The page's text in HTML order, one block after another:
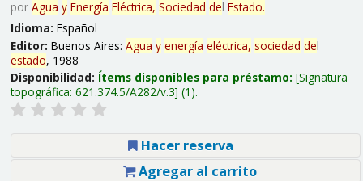
por Agua y Energía Eléctrica, Sociedad del Estado.
Idioma: Español
Editor: Buenos Aires: Agua y energía eléctrica, sociedad del
estado, 1988
Disponibilidad: Ítems disponibles para préstamo: Signatura
topográfica: 621.374.5/A282/v.3 (1).
Hacer reserva
Agregar al carrito